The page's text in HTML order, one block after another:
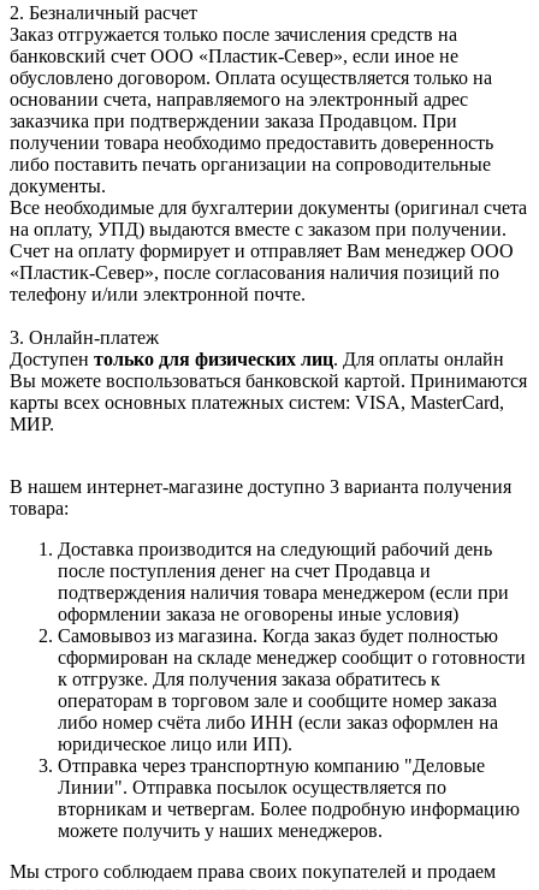
2. Безналичный расчет
Заказ отгружается только после зачисления средств на
банковский счет ООО «Пластик-Север», если иное не
обусловлено договором. Оплата осуществляется только на
основании счета, направляемого на электронный адрес
заказчика при подтверждении заказа Продавцом. При
получении товара необходимо предоставить доверенность
либо поставить печать организации на сопроводительные
документы.
Все необходимые для бухгалтерии документы (оригинал счета
на оплату, УПД) выдаются вместе с заказом при получении.
Счет на оплату формирует и отправляет Вам менеджер ООО
«Пластик-Север», после согласования наличия позиций по
телефону и/или электронной почте.
3. Онлайн-платеж
Доступен только для физических лиц. Для оплаты онлайн
Вы можете воспользоваться банковской картой. Принимаются
карты всех основных платежных систем: VISA, MasterCard,
МИР.
В нашем интернет-магазине доступно 3 варианта получения
товара:
Доставка производится на следующий рабочий день
после поступления денег на счет Продавца и
подтверждения наличия товара менеджером (если при
оформлении заказа не оговорены иные условия)
Самовывоз из магазина. Когда заказ будет полностью
сформирован на складе менеджер сообщит о готовности
к отгрузке. Для получения заказа обратитесь к
операторам в торговом зале и сообщите номер заказа
либо номер счёта либо ИНН (если заказ оформлен на
юридическое лицо или ИП).
Отправка через транспортную компанию "Деловые
Линии". Отправка посылок осуществляется по
вторникам и четвергам. Более подробную информацию
можете получить у наших менеджеров.
Мы строго соблюдаем права своих покупателей и продаем